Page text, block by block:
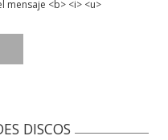
mensaje <b> <i> <u>
DISCOS